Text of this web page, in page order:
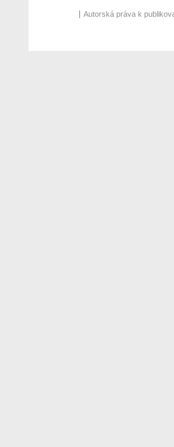
Autorská práva k